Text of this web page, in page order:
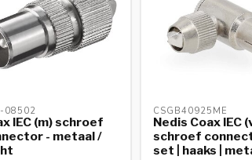
08502
IEC (m) schroef
- metaal /
CSGB40925ME
Nedis Coax IEC
schroef
set | haaks |